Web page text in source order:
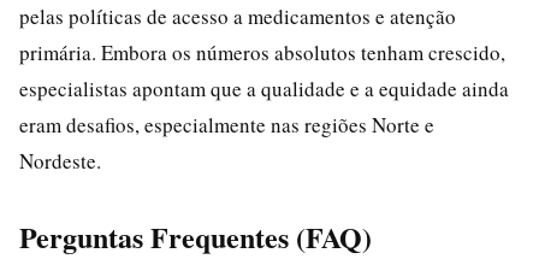
pelas políticas de acesso a medicamentos e atenção
primária. Embora os números absolutos tenham crescido,
especialistas apontam que a qualidade e a equidade ainda
eram desafios, especialmente nas regiões Norte e
Nordeste.
Perguntas Frequentes (FAQ)